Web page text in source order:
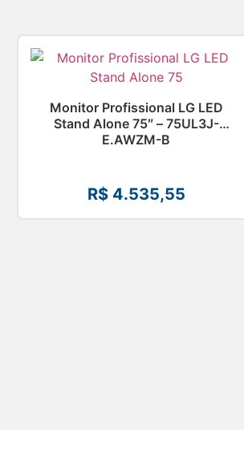
Monitor Profissional LG LED
Stand Alone 75″ – 75UL3J-
E.AWZM-B
R$4.535,55